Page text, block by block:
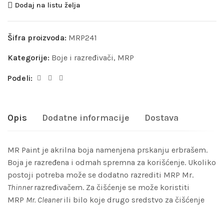
Dodaj na listu želja
Šifra proizvoda: MRP241
Kategorije: Boje i razređivači, MRP
Podeli:
Opis Dodatne informacije Dostava
MR Paint je akrilna boja namenjena prskanju erbrašem.
Boja je razređena i odmah spremna za korišćenje. Ukoliko
postoji potreba može se dodatno razrediti MRP Mr.
Thinnerrazređivačem. Za čišćenje se može koristiti
MRP Mr. Cleanerili bilo koje drugo sredstvo za čišćenje